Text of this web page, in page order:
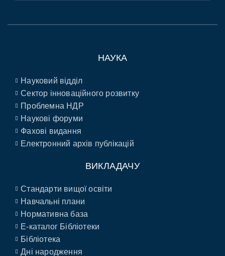
НАУКА
Науковий відділ
Сектор інноваційного розвитку
Проблемна НДР
Наукові форуми
Фахові видання
Електронний архів публікацій
ВИКЛАДАЧУ
Стандарти вищої освіти
Навчальні плани
Нормативна база
E-каталог Бібліотеки
Бібліотека
Дні народження